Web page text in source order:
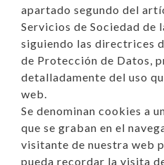
apartado segundo del
Servicios de Sociedad de
siguiendo las directrices
de Protección de Datos,
detalladamente del uso
web.
Se denominan cookies a
que se graban en el
visitante de nuestra web
pueda recordar la visita